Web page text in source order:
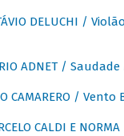
DELUCHI /
ADNET /
CAMARERO / Vento
CALDI E